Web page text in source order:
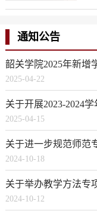
通知公告
韶关学院2025年新增
2025-04-22
关于开展2023-2024
2025-04-15
关于进一步规范师范
2024-10-18
关于举办教学方法专
2024-10-12